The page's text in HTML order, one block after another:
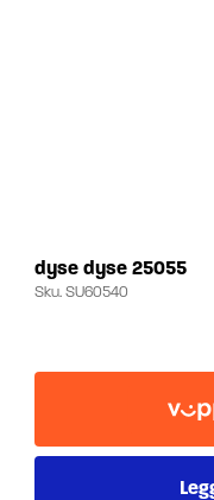
dyse dyse 25055
Sku.SU60540